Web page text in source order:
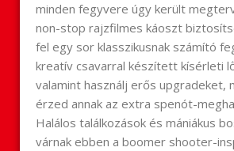
minden fegyvere úgy került
non-stop rajzfilmes káoszt
fel egy sor klasszikusnak számító
kreatív csavarral készített kísérleti
valamint használj erős upgradeket,
érzed annak az extra spenót-
Halálos találkozások és mániákus
várnak ebben a boomer shooter-